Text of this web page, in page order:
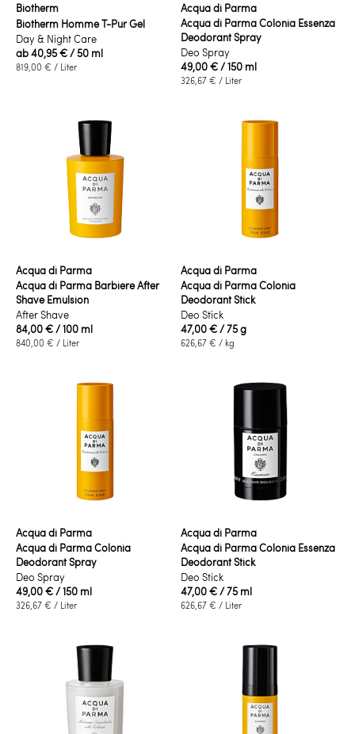
Biotherm
Biotherm Homme T-Pur Gel
Day & Night Care
ab40,95 €/ 50 ml
819,00 € / Liter
Acqua di Parma
Acqua di Parma Colonia Essenza
Deodorant Spray
Deo Spray
49,00 €/ 150 ml
326,67 € / Liter
Acqua di Parma
Acqua di Parma Barbiere After
Shave Emulsion
After Shave
84,00 €/ 100 ml
840,00 € / Liter
Acqua di Parma
Acqua di Parma Colonia
Deodorant Stick
Deo Stick
47,00 €/ 75 g
626,67 € / kg
Acqua di Parma
Acqua di Parma Colonia
Deodorant Spray
Deo Spray
49,00 €/ 150 ml
326,67 € / Liter
Acqua di Parma
Acqua di Parma Colonia Essenza
Deodorant Stick
Deo Stick
47,00 €/ 75 ml
626,67 € / Liter